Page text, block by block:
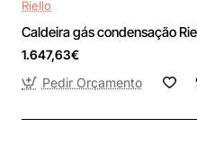
Riello
Caldeira gás condensação
1.647,63€
Pedir Orçamento